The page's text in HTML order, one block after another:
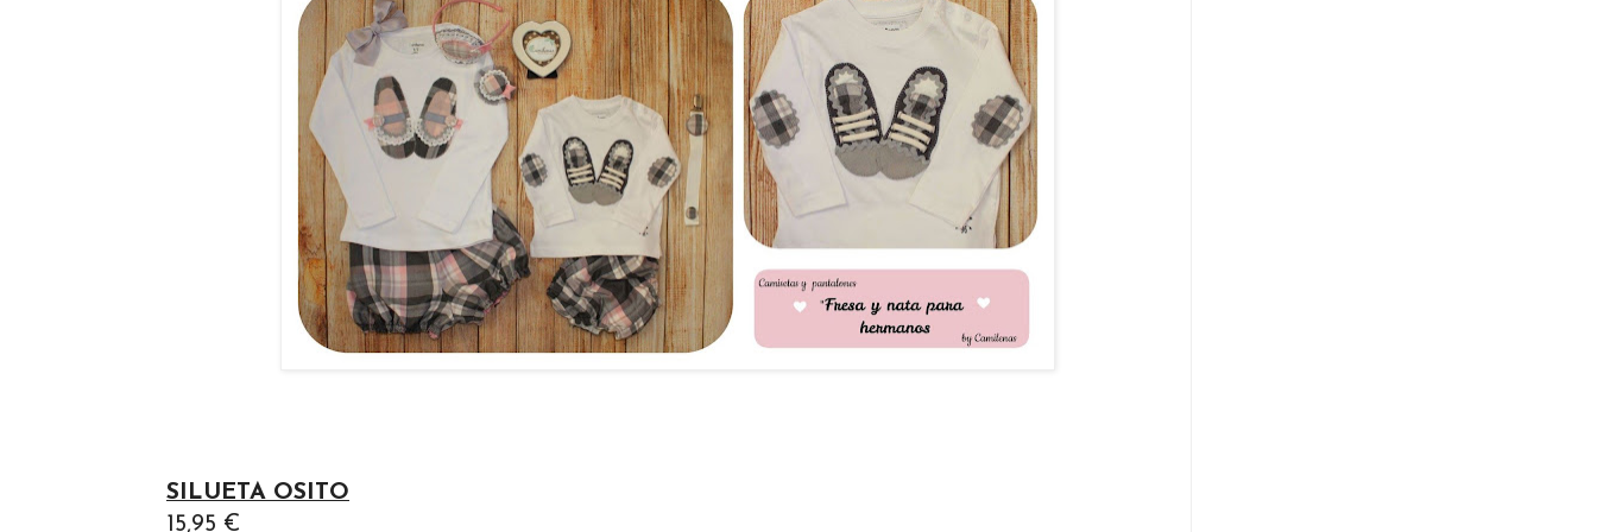
SILUETA OSITO
15,95 €